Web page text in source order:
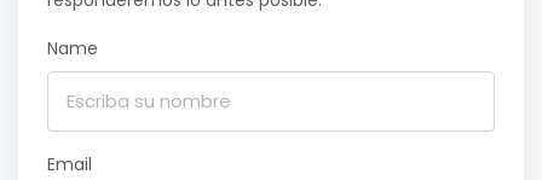
Name
Email